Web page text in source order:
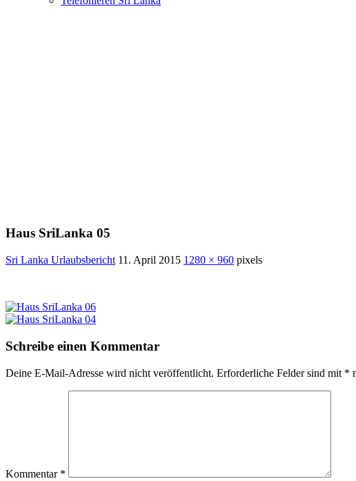
Haus SriLanka 05
Sri Lanka Urlaubsbericht 11. April 2015 1280 × 960 pixels
Schreibe einen Kommentar
Deine E-Mail-Adresse wird nicht veröffentlicht. Erforderliche Felder sind mit *
Kommentar *